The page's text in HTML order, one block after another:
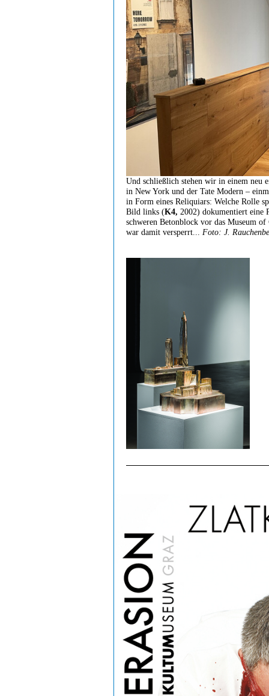
Und schließlich stehen wir in einem neu
in New York und der Tate Modern –
in Form eines Reliquiars: Welche Rolle
Bild links (K4, 2002) dokumentiert eine
schweren Betonblock vor das Museum
war damit versperrt... Foto: J.